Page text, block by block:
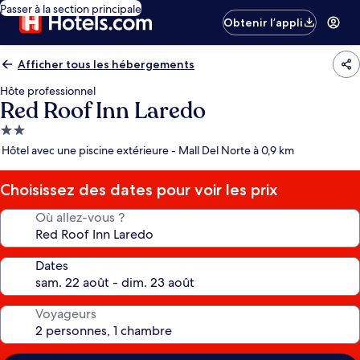
Passer à la section principale
Obtenir l’appli
Afficher tous les hébergements
Hôte professionnel
Red Roof Inn Laredo
Hébergement
2.0 étoiles
Hôtel avec une piscine extérieure - Mall Del Norte à 0,9 km
Choisissez des dates pour voir les prix
Où allez-vous ?
Dates
Voyageurs